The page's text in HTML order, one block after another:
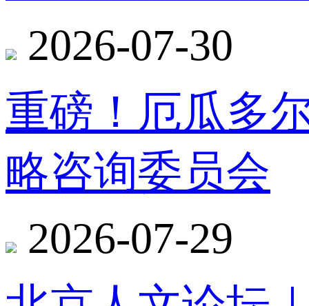
2026-07-30
重磅！厄瓜多
略咨询委员会
2026-07-29